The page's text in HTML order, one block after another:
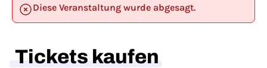
Diese Veranstaltung wurde abgesagt.
Tickets kaufen